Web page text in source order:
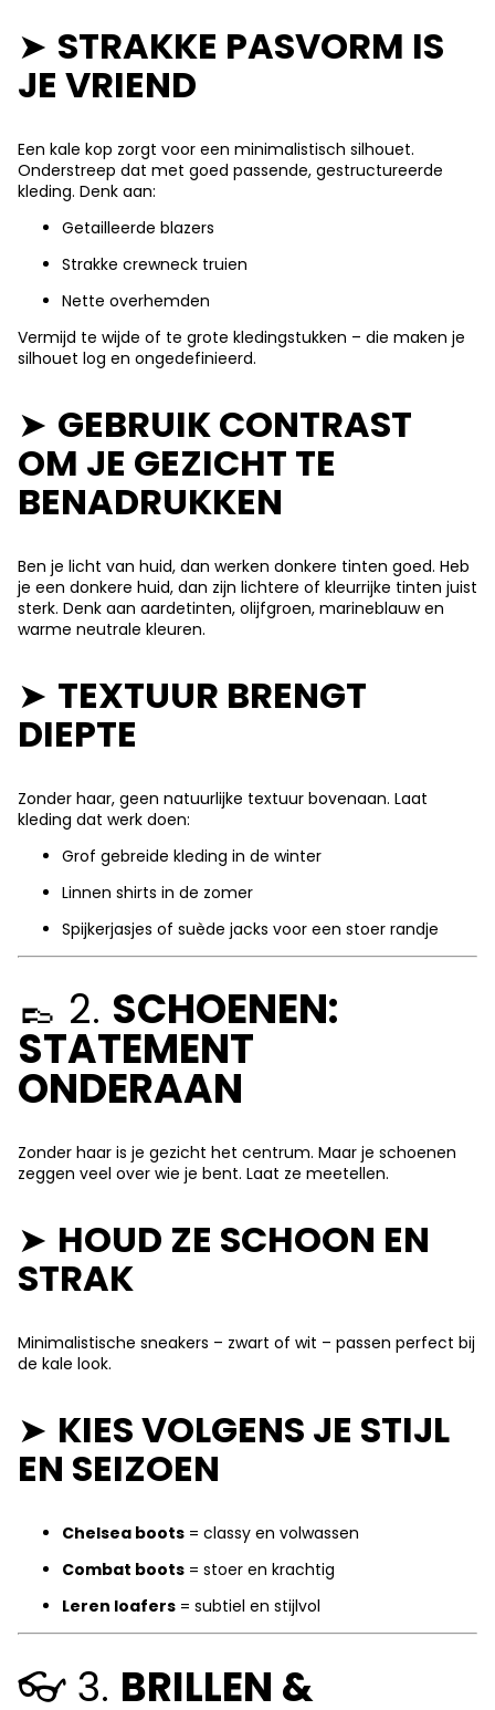
➤ STRAKKE PASVORM IS
JE VRIEND
Een kale kop zorgt voor een minimalistisch silhouet.
Onderstreep dat met goed passende, gestructureerde
kleding. Denk aan:
Getailleerde blazers
Strakke crewneck truien
Nette overhemden
Vermijd te wijde of te grote kledingstukken – die maken je
silhouet log en ongedefinieerd.
➤ GEBRUIK CONTRAST
OM JE GEZICHT TE
BENADRUKKEN
Ben je licht van huid, dan werken donkere tinten goed. Heb
je een donkere huid, dan zijn lichtere of kleurrijke tinten juist
sterk. Denk aan aardetinten, olijfgroen, marineblauw en
warme neutrale kleuren.
➤ TEXTUUR BRENGT
DIEPTE
Zonder haar, geen natuurlijke textuur bovenaan. Laat
kleding dat werk doen:
Grof gebreide kleding in de winter
Linnen shirts in de zomer
Spijkerjasjes of suède jacks voor een stoer randje
👞 2. SCHOENEN:
STATEMENT
ONDERAAN
Zonder haar is je gezicht het centrum. Maar je schoenen
zeggen veel over wie je bent. Laat ze meetellen.
➤ HOUD ZE SCHOON EN
STRAK
Minimalistische sneakers – zwart of wit – passen perfect bij
de kale look.
➤ KIES VOLGENS JE STIJL
EN SEIZOEN
Chelsea boots = classy en volwassen
Combat boots = stoer en krachtig
Leren loafers = subtiel en stijlvol
👓 3. BRILLEN &